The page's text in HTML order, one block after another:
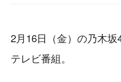
2月16日（金）の乃木
テレビ番組。